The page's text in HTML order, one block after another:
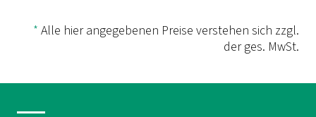
* Alle hier angegebenen Preise verstehen sich zzgl.
der ges. MwSt.